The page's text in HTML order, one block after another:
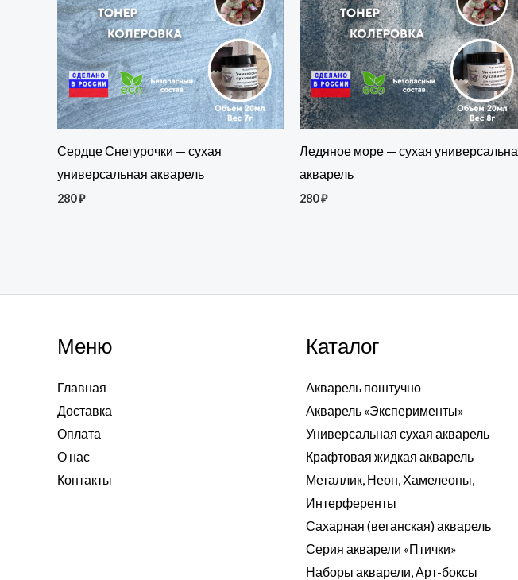
Сердце Снегурочки — сухая
универсальная акварель
280₽
Ледяное море — сухая
акварель
280₽
Меню
Главная
Доставка
Оплата
О нас
Контакты
Каталог
Акварель поштучно
Акварель «Эксперименты»
Универсальная сухая акварель
Крафтовая жидкая акварель
Металлик, Неон, Хамелеоны,
Интерференты
Сахарная (веганская) акварель
Серия акварели «Птички»
Наборы акварели, Арт-боксы